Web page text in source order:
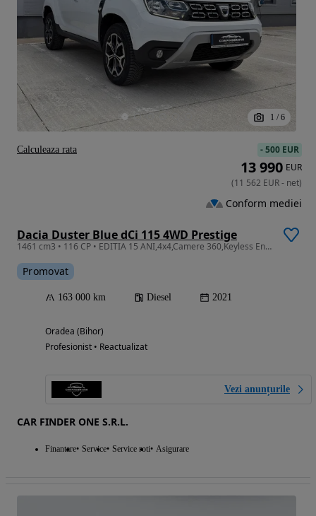
1 / 6
Dacia Duster Blue dCi 115 4WD Prestige
1461 cm3 • 116 CP • EDITIA 15 ANI,4x4,Camere 360,Keyless Entry+Go,Asist Coborare,Pilot,Led
Promovat
163 000 km Diesel 2021
Oradea (Bihor)
Profesionist • Reactualizat
Vezi anunțurile
CAR FINDER ONE S.R.L.
Finantare Service Service roti Asigurare
-500 EUR
13 990 EUR
(11 562 EUR- net)
Conform mediei
Calculeaza rata